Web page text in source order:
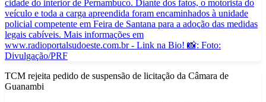
TCM rejeita pedido de suspensão de licitação da Câmara de
Guanambi